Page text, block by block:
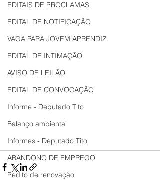
EDITAIS DE PROCLAMAS
EDITAL DE NOTIFICAÇÃO
VAGA PARA JOVEM APRENDIZ
EDITAL DE INTIMAÇÃO
AVISO DE LEILÃO
EDITAL DE CONVOCAÇÃO
Informe - Deputado Tito
Balanço ambiental
Informes - Deputado Tito
ABANDONO DE EMPREGO
Pedito de renovação